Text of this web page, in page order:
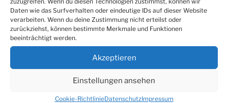
Daten wie das Surfverhalten oder eindeutige IDs auf dieser Website
verarbeiten. Wenn du deine Zustimmung nicht erteilst oder
zurückziehst, können bestimmte Merkmale und Funktionen
beeinträchtigt werden.
Akzeptieren
Einstellungen ansehen
Cookie-RichtlinieDatenschutzImpressum
Linden“
Seitennummerierung
der
Beiträge
Seite1